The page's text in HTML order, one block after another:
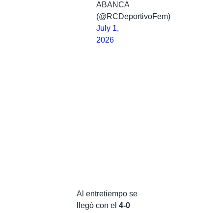
ABANCA
(@RCDeportivoFem)
July 1,
2026
Al entretiempo se
llegó con el 4-0